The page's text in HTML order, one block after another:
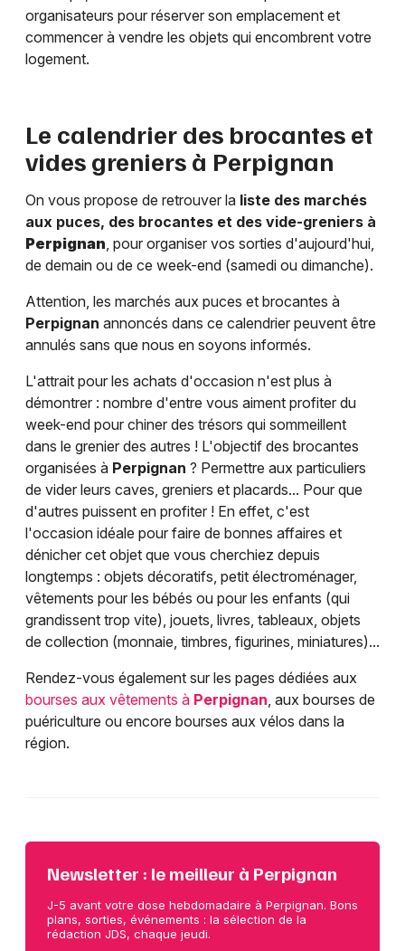
organisateurs pour réserver son emplacement et
commencer à vendre les objets qui encombrent votre
logement.
Le calendrier des brocantes et
vides greniers à Perpignan
On vous propose de retrouver la liste des marchés
aux puces, des brocantes et des vide-greniers à
Perpignan, pour organiser vos sorties d'aujourd'hui,
de demain ou de ce week-end (samedi ou dimanche).
Attention, les marchés aux puces et brocantes à
Perpignan annoncés dans ce calendrier peuvent être
annulés sans que nous en soyons informés.
L'attrait pour les achats d'occasion n'est plus à
démontrer : nombre d'entre vous aiment profiter du
week-end pour chiner des trésors qui sommeillent
dans le grenier des autres ! L'objectif des brocantes
organisées à Perpignan ? Permettre aux particuliers
de vider leurs caves, greniers et placards... Pour que
d'autres puissent en profiter ! En effet, c'est
l'occasion idéale pour faire de bonnes affaires et
dénicher cet objet que vous cherchiez depuis
longtemps : objets décoratifs, petit électroménager,
vêtements pour les bébés ou pour les enfants (qui
grandissent trop vite), jouets, livres, tableaux, objets
de collection (monnaie, timbres, figurines, miniatures)...
Rendez-vous également sur les pages dédiées aux
bourses aux vêtements à Perpignan, aux bourses de
puériculture ou encore bourses aux vélos dans la
région.
Newsletter : le meilleur à Perpignan
J-5 avant votre dose hebdomadaire à Perpignan. Bons
plans, sorties, événements : la sélection de la
rédaction JDS, chaque jeudi.